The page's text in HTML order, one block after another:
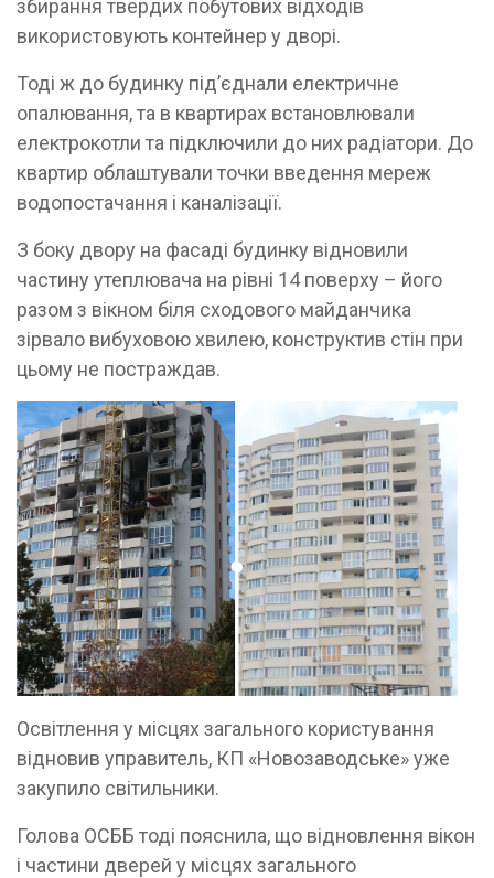
збирання твердих побутових відходів
використовують контейнер у дворі.
Тоді ж до будинку підʼєднали електричне
опалювання, та в квартирах встановлювали
електрокотли та підключили до них радіатори. До
квартир облаштували точки введення мереж
водопостачання і каналізації.
З боку двору на фасаді будинку відновили
частину утеплювача на рівні 14 поверху – його
разом з вікном біля сходового майданчика
зірвало вибуховою хвилею, конструктив стін при
цьому не постраждав.
Освітлення у місцях загального користування
відновив управитель, КП «Новозаводське» уже
закупило світильники.
Голова ОСББ тоді пояснила, що відновлення вікон
і частини дверей у місцях загального